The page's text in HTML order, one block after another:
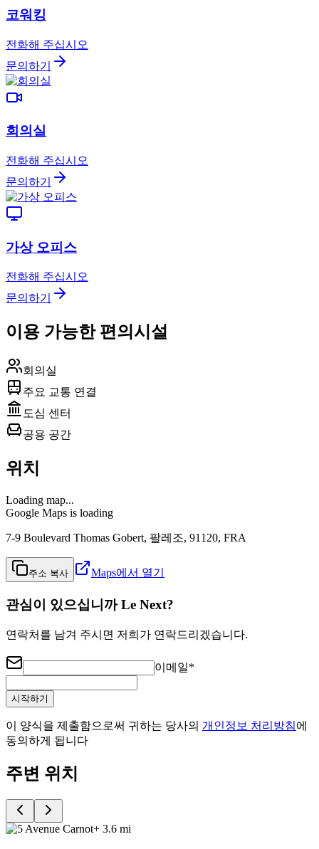
코워킹
전화해 주십시오
문의하기
회의실
전화해 주십시오
문의하기
가상 오피스
전화해 주십시오
문의하기
이용 가능한 편의시설
회의실
주요 교통 연결
도심 센터
공용 공간
위치
Loading map...
Google Maps is loading
7-9 Boulevard Thomas Gobert, 팔레조, 91120, FRA
주소 복사 Maps에서 열기
관심이 있으십니까 Le Next?
연락처를 남겨 주시면 저희가 연락드리겠습니다.
이메일*
시작하기
이 양식을 제출함으로써 귀하는 당사의 개인정보 처리방침에
동의하게 됩니다
주변 위치
+ 3.6 mi